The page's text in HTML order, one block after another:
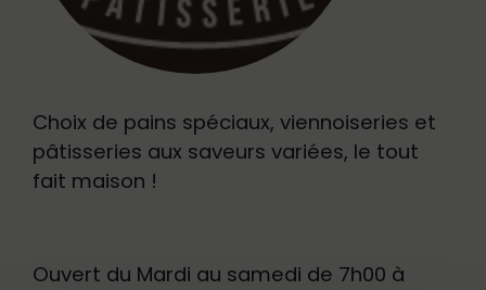
Choix de pains spéciaux, viennoiseries et
pâtisseries aux saveurs variées, le tout
fait maison !
Ouvert du Mardi au samedi de 7h00 à